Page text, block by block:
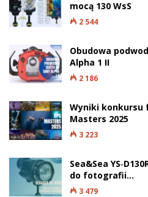
mocą 130 WsS
2 544
Obudowa
Alpha 1 II
2 186
Wyniki konkursu
Masters 2025
3 223
Sea&Sea
do fotografii…
3 479